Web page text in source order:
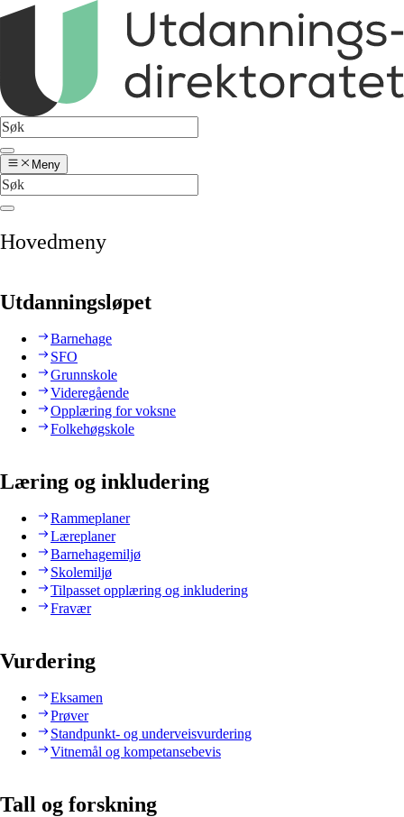
Meny
Hovedmeny
Utdanningsløpet
Barnehage
SFO
Grunnskole
Videregående
Opplæring for voksne
Folkehøgskole
Læring og inkludering
Rammeplaner
Læreplaner
Barnehagemiljø
Skolemiljø
Tilpasset opplæring og inkludering
Fravær
Vurdering
Eksamen
Prøver
Standpunkt- og underveisvurdering
Vitnemål og kompetansebevis
Tall og forskning